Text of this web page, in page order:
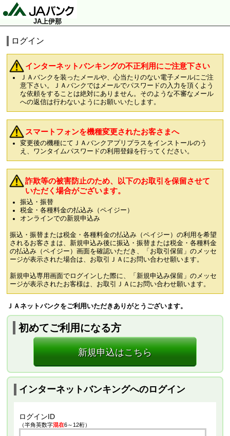
JA上伊那
ログイン
インターネットバンキングの不正利用にご注意下さい
ＪＡバンクを装ったメールや、心当たりのない電子メールにご注
意下さい。ＪＡバンクではメールでパスワードの入力を頂くよう
な依頼をすることは絶対にありません。そのような不審なメール
への返信は行わないようにお願いいたします。
スマートフォンを機種変更されたお客さまへ
変更後の機種にてＪＡバンクアプリプラスをインストールのう
え、ワンタイムパスワードの利用登録を行ってください。
詐欺等の被害防止のため、以下のお取引を保留させて
いただく場合がございます。
振込・振替
税金・各種料金の払込み（ペイジー）
オンラインでの新規申込み
振込・振替または税金・各種料金の払込み（ペイジー）の利用を希望
されるお客さまは、新規申込み後に振込・振替または税金・各種料金
の払込み（ペイジー）画面を確認いただき、「お取引保留」のメッセ
ージが表示された場合は、お取引ＪＡにお問い合わせ願います。
新規申込専用画面でログインした際に、「新規申込み保留」のメッセ
ージが表示されたお客様は、お取引ＪＡにお問い合わせ願います。
ＪＡネットバンクをご利用いただきありがとうございます。
初めてご利用になる方
新規申込はこちら
インターネットバンキングへのログイン
ログインID
（半角英数字混在6～12桁）